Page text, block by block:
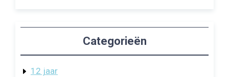
Categorieën
12 jaar